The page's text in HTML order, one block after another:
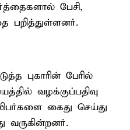
பேசி,
பறித்துள்ளனர்.
புகாரின் பேரில்
வழக்குப்பதிவு
கைது செய்து
வருகின்றனர்.